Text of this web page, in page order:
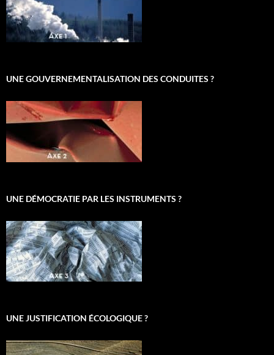
UNE GOUVERNEMENTALISATION DES CONDUITES ?
UNE DÉMOCRATIE PAR LES INSTRUMENTS ?
UNE JUSTIFICATION ÉCOLOGIQUE ?